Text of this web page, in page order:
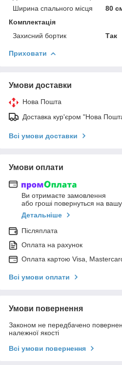
Ширина спального місця
80
Комплектація
Захисний бортик
Так
Приховати
Умови доставки
Нова Пошта
Доставка кур'єром "Нова
Всі умови доставки
Умови оплати
Ви отримаєте замовлення
або гроші повернуться на вашу
Детальніше
Післяплата
Оплата на рахунок
Оплата картою Visa,
Всі умови оплати
Умови повернення
Законом не передбачено
належної якості
Всі умови повернення